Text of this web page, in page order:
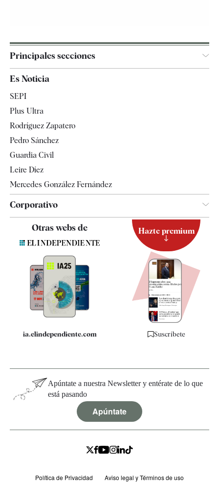
Principales secciones
Televisión
Es Noticia
SEPI
Plus Ultra
Rodríguez Zapatero
Pedro Sánchez
Guardia Civil
Leire Díez
Mercedes González Fernández
Corporativo
Quiénes somos
Especificaciones
Otras webs de
ia.elindependiente.com
Hazte premium
Suscríbete
Apúntate a nuestra Newsletter y entérate de lo que
está pasando
Apúntate
Política de Privacidad Aviso legal y Términos de uso